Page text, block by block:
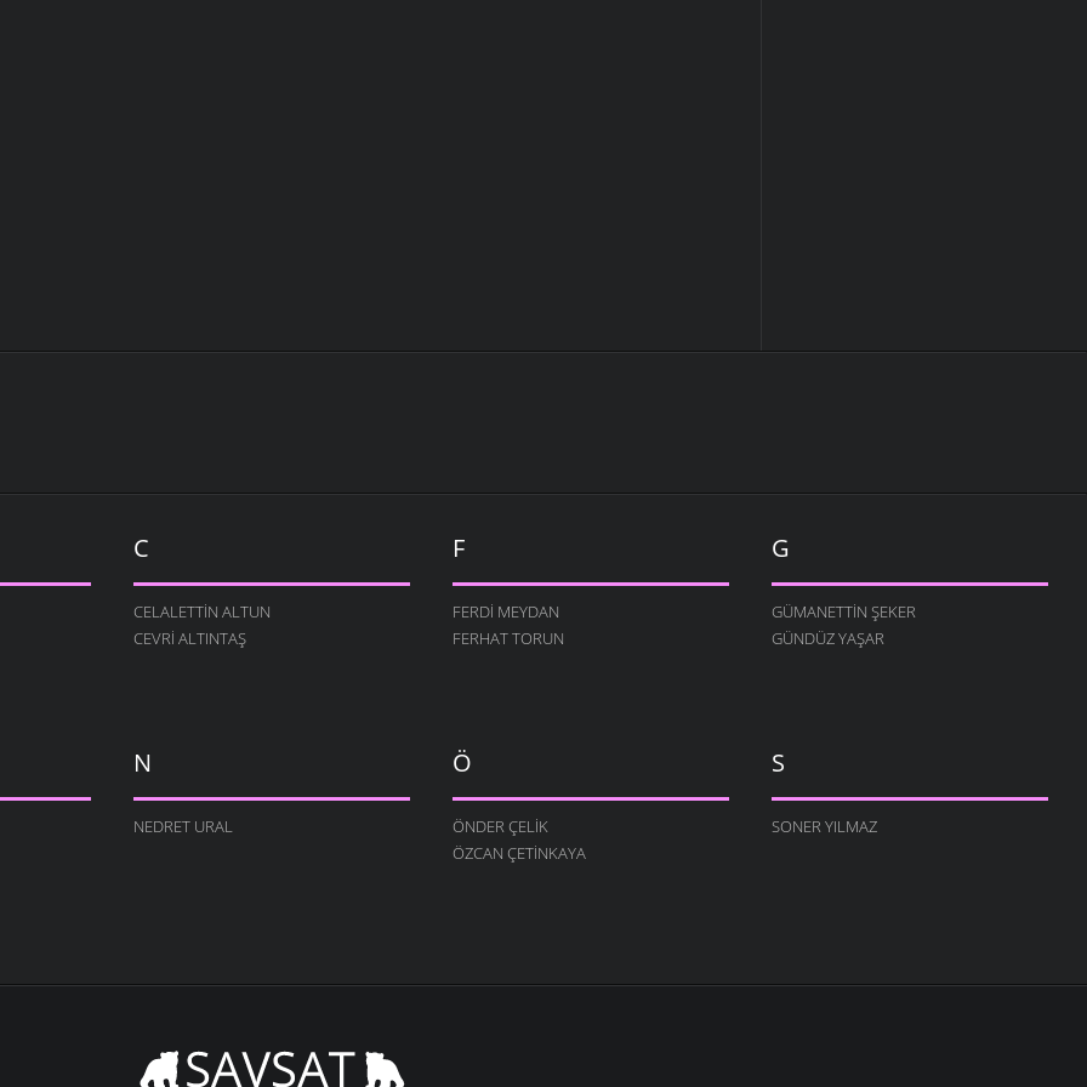
C
CELALETTIN ALTUN
CEVRI ALTINTAŞ
F
FERDI MEYDAN
FERHAT TORUN
G
GÜMANETTIN ŞEKER
GÜNDÜZ YAŞAR
N
NEDRET URAL
Ö
ÖNDER ÇELIK
ÖZCAN ÇETINKAYA
S
SONER YILMAZ